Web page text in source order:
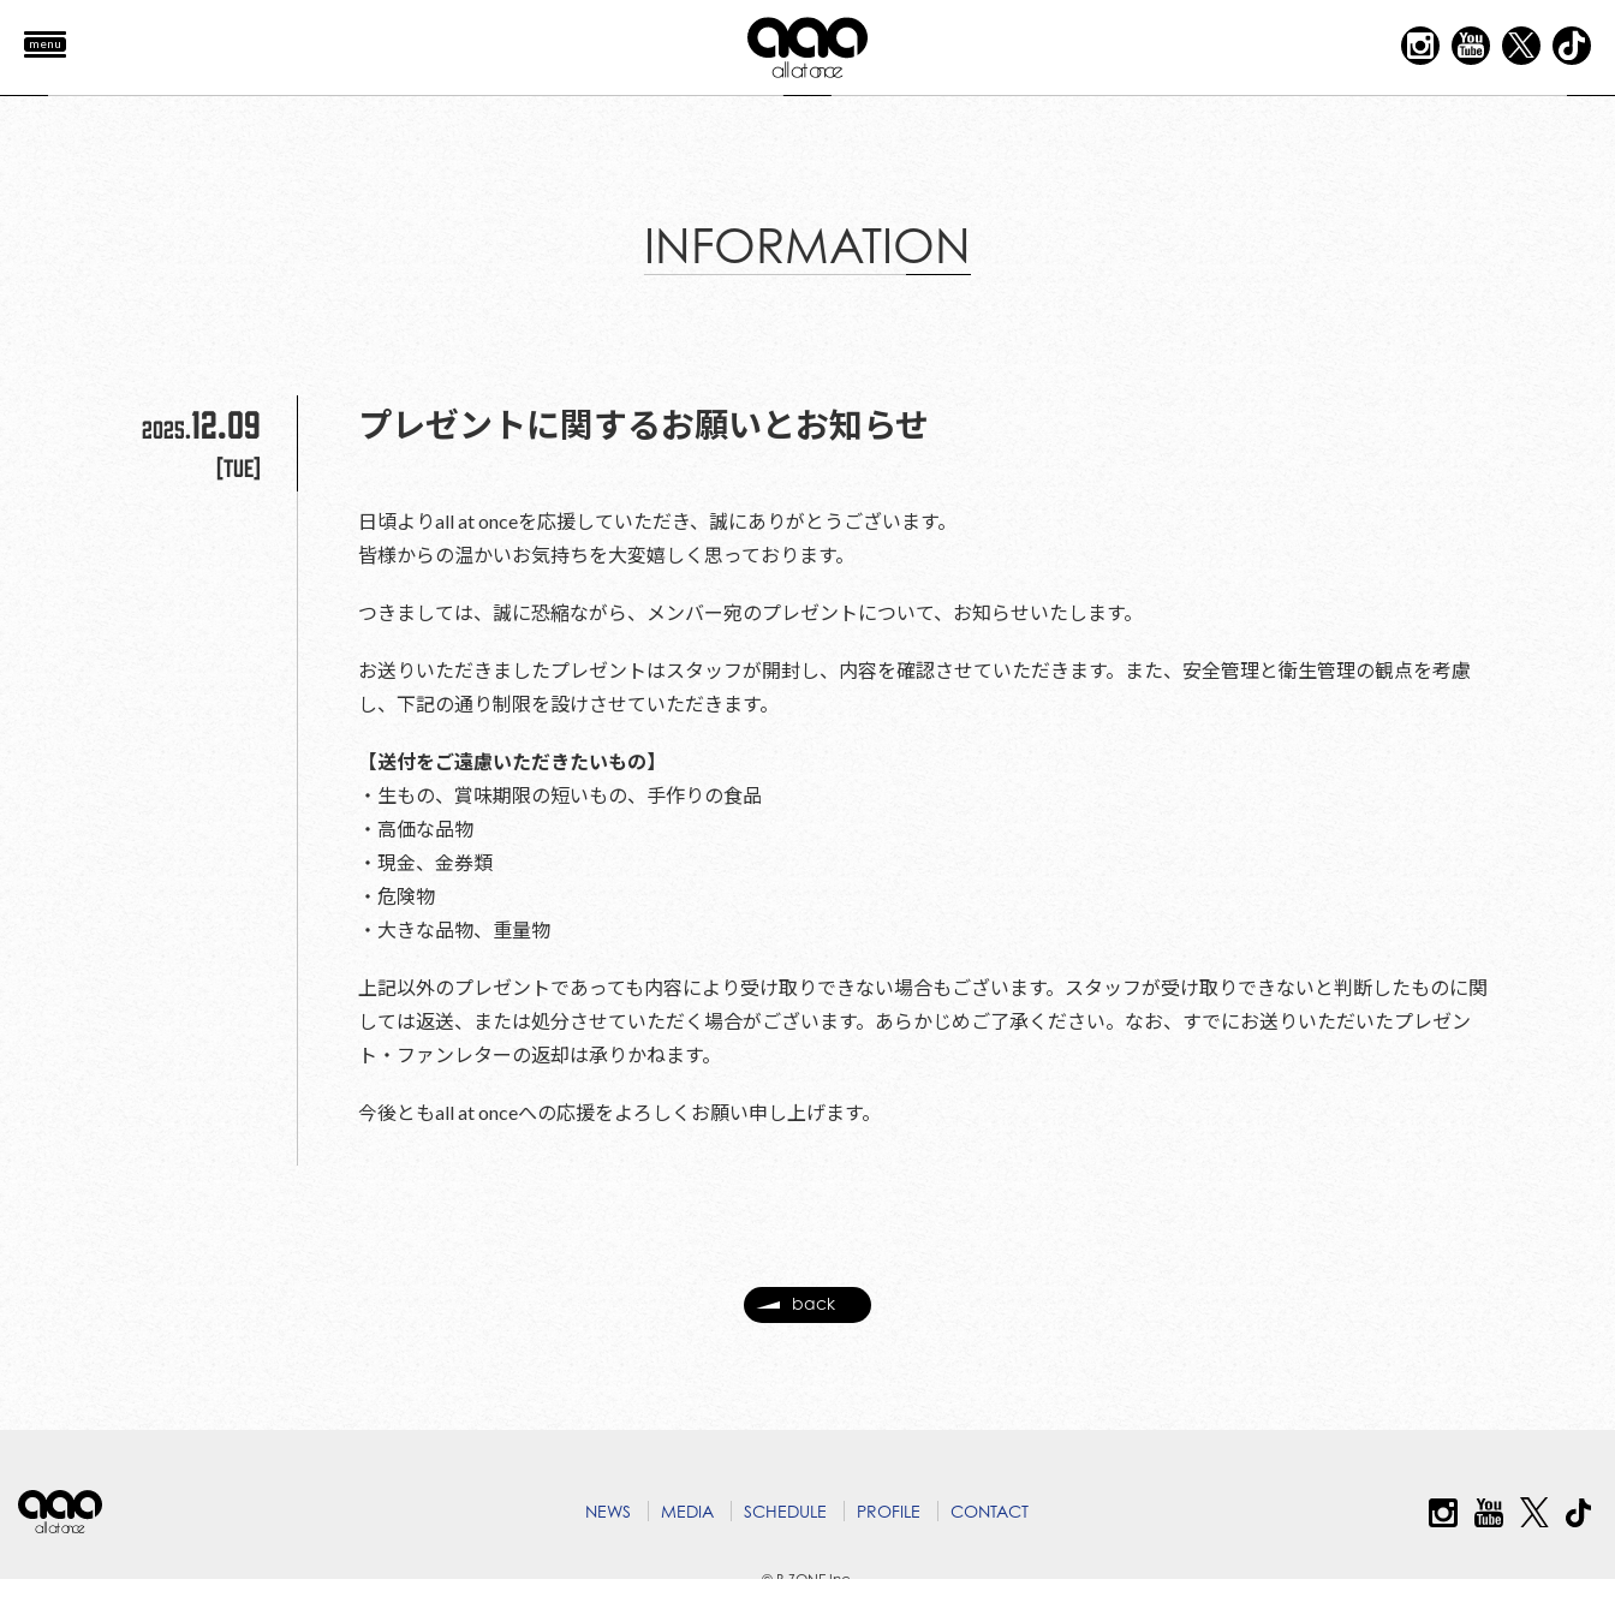
menu
INFORMATION
2025.12.09
[Tue]
プレゼントに関するお願いとお知らせ
日頃よりall at onceを応援していただき、誠にありがとうございます。
皆様からの温かいお気持ちを大変嬉しく思っております。
つきましては、誠に恐縮ながら、メンバー宛のプレゼントについて、お知らせいたします。
お送りいただきましたプレゼントはスタッフが開封し、内容を確認させていただきます。また、安全管理と衛生管理の観点を考慮
し、下記の通り制限を設けさせていただきます。
【送付をご遠慮いただきたいもの】
・生もの、賞味期限の短いもの、手作りの食品
・高価な品物
・現金、金券類
・危険物
・大きな品物、重量物
上記以外のプレゼントであっても内容により受け取りできない場合もございます。スタッフが受け取りできないと判断したものに関
しては返送、または処分させていただく場合がございます。あらかじめご了承ください。なお、すでにお送りいただいたプレゼン
ト・ファンレターの返却は承りかねます。
今後ともall at onceへの応援をよろしくお願い申し上げます。
back
NEWS MEDIA SCHEDULE PROFILE CONTACT
© B ZONE,Inc.